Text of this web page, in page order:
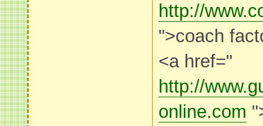
http://
">coach
<a href="
http://
online.com